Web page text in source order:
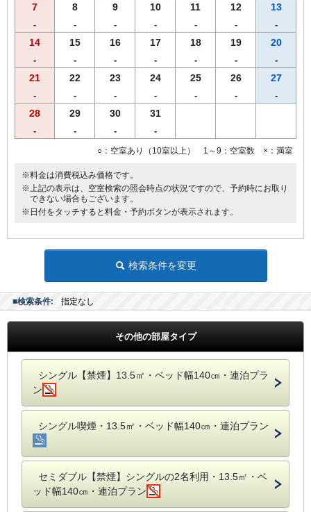
7
-
8
-
9
-
10
-
11
-
12
-
13
-
14
-
15
-
16
-
17
-
18
-
19
-
20
-
21
-
22
-
23
-
24
-
25
-
26
-
27
-
28
-
29
-
30
-
31
-
○：空室あり（10室以上） 1～9：空室数 ×：満室
※料金は消費税込み価格です。
※上記の表示は、空室検索の照会時点の状況ですので、予約時にお取り
できない場合もございます。
※日付をタッチすると料金・予約ボタンが表示されます。
検索条件を変更
■検索条件: 指定なし
その他の部屋タイプ
シングル【禁煙】13.5㎡・ベッド幅140㎝・連泊プラ
ン
シングル喫煙・13.5㎡・ベッド幅140㎝・連泊プラン
セミダブル【禁煙】シングルの2名利用・13.5㎡・ベ
ッド幅140㎝・連泊プラン